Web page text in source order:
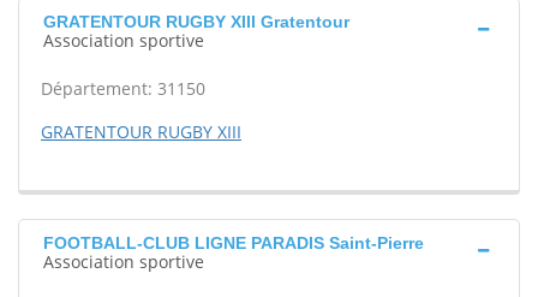
GRATENTOUR RUGBY XIII Gratentour
Association sportive
Département: 31150
GRATENTOUR RUGBY XIII
FOOTBALL-CLUB LIGNE PARADIS Saint-Pierre
Association sportive